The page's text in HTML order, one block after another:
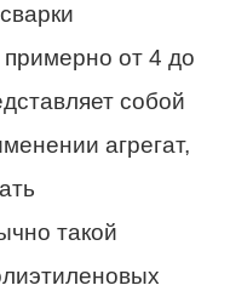
от 4 до
собой
агрегат,
такой